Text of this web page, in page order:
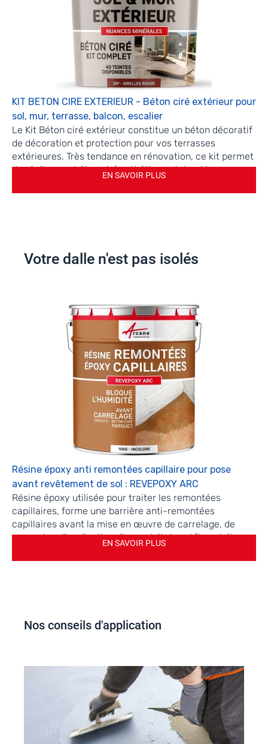
KIT BETON CIRE EXTERIEUR - Béton ciré extérieur pour
sol, mur, terrasse, balcon, escalier
Le Kit Béton ciré extérieur constitue un béton décoratif
de décoration et protection pour vos terrasses
extérieures. Très tendance en rénovation, ce kit permet
de réaliser un béton ciré esthétique et durable sur vos
terrasses, escaliers et plans de travail extérieurs.
EN SAVOIR PLUS
Votre dalle n'est pas isolés
Résine époxy anti remontées capillaire pour pose
avant revêtement de sol : REVEPOXY ARC
Résine époxy utilisée pour traiter les remontées
capillaires, forme une barrière anti-remontées
capillaires avant la mise en œuvre de carrelage, de
parquet ou l’application d’un enduit de sol (type béton
ciré) ou d’un revêtement Epoxy. Essai contre pression
du CEBTP disponible. Produit réservé aux
EN SAVOIR PLUS
Nos conseils d'application